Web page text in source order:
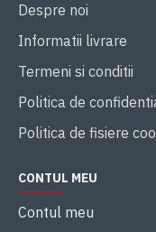
Despre noi
Informatii livrare
Termeni si conditii
Politica de
Politica de fisiere
CONTUL MEU
Contul meu